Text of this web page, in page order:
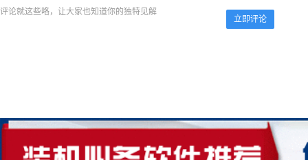
评论就这些咯，让大家也知道你的独特见解
立即评论